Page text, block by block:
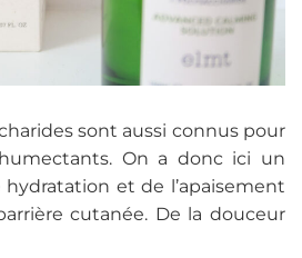
sont aussi connus pour
On a donc ici un
et de l’apaisement
cutanée. De la douceur